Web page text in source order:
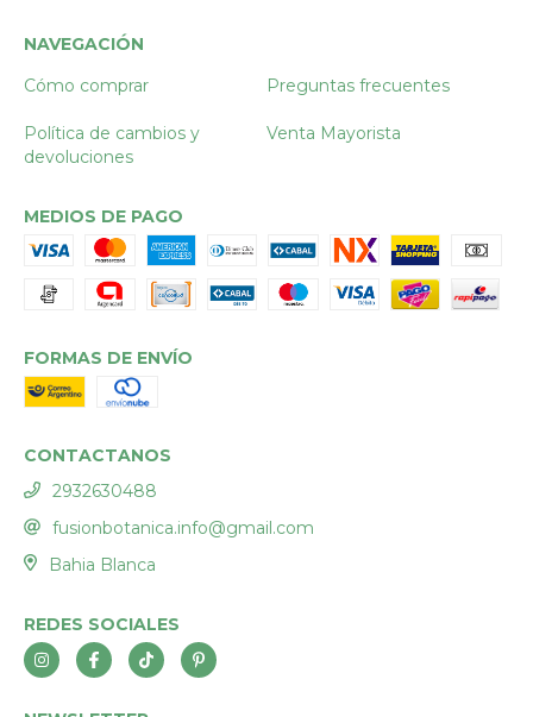
NAVEGACIÓN
Cómo comprar
Preguntas frecuentes
Política de cambios y
devoluciones
Venta Mayorista
MEDIOS DE PAGO
FORMAS DE ENVÍO
CONTACTANOS
2932630488
fusionbotanica.info@gmail.com
Bahia Blanca
REDES SOCIALES